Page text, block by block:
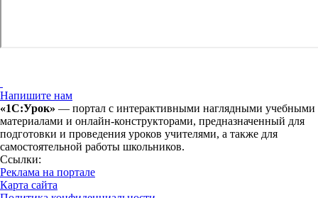
Напишите нам
«1С:Урок» — портал с интерактивными наглядными учебными
материалами и онлайн-конструкторами, предназначенный для
подготовки и проведения уроков учителями, а также для
самостоятельной работы школьников.
Ссылки:
Реклама на портале
Карта сайта